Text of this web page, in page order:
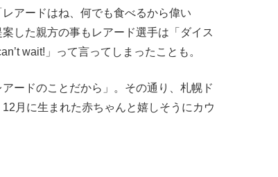
アードはね、何でも食べるから偉い
した親方の事もレアード選手は「ダイス
wait!」って言ってしまったことも。
ードのことだから」。その通り、札幌ド
月に生まれた赤ちゃんと嬉しそうにカウ